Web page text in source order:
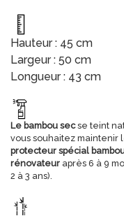
Hauteur : 45 cm
Largeur : 50 cm
Longueur : 43 cm
Le bambou secse teint
vous souhaitez maintenir
protecteur spécial
rénovateur après 6 à 9
2 à 3 ans).